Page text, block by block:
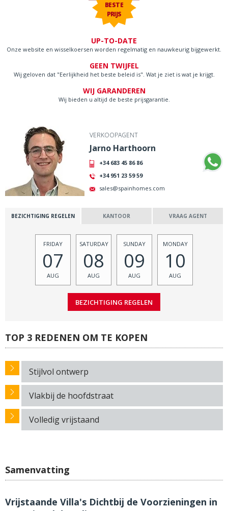
BESTE
PRIJS
UP-TO-DATE
Onze website en wisselkoersen worden regelmatig en nauwkeurig bijgewerkt.
GEEN TWIJFEL
Wij geloven dat "Eerlijkheid het beste beleid is". Wat je ziet is wat je krijgt.
WIJ GARANDEREN
Wij bieden u altijd de beste prijsgarantie.
VERKOOPAGENT
Jarno Harthoorn
+34 683 45 86 86
+34 951 23 59 59
sales@spainhomes.com
BEZICHTIGING REGELEN KANTOOR VRAAG AGENT
FRIDAY
07
AUG
SATURDAY
08
AUG
SUNDAY
09
AUG
MONDAY
10
AUG
TOP 3 REDENEN OM TE KOPEN
Stijlvol ontwerp
Vlakbij de hoofdstraat
Volledig vrijstaand
Samenvatting
Vrijstaande Villa's Dichtbij de Voorzieningen in